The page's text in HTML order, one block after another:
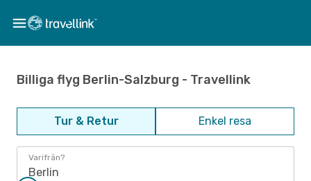
Billiga flyg Berlin-Salzburg - Travellink
Tur & Retur Enkel resa
Varifrån?
Berlin